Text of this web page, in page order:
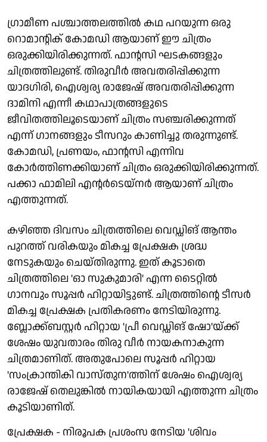
ഗ്രാമീണ പശ്ചാത്തലത്തിൽ കഥ പറയുന്ന ഒരു
റൊമാന്റിക് കോമഡി ആയാണ് ഈ ചിത്രം
ഒരുക്കിയിരിക്കുന്നത്. ഫാന്റസി ഘടകങ്ങളും
ചിത്രത്തിലുണ്ട്. തിരുവീർ അവതരിപ്പിക്കുന്ന
യാദഗിരി, ഐശ്വര്യ രാജേഷ് അവതരിപ്പിക്കുന്ന
ദാമിനി എന്നീ കഥാപാത്രങ്ങളുടെ
ജീവിതത്തിലൂടെയാണ് ചിത്രം സഞ്ചരിക്കുന്നത്
എന്ന് ഗാനങ്ങളും ടീസറും കാണിച്ചു തരുന്നുണ്ട്.
കോമഡി, പ്രണയം, ഫാന്റസി എന്നിവ
കോർത്തിണക്കിയാണ് ചിത്രം ഒരുക്കിയിരിക്കുന്നത്.
പക്കാ ഫാമിലി എന്റർടെയ്നർ ആയാണ് ചിത്രം
എത്തുന്നത്.
കഴിഞ്ഞ ദിവസം ചിത്രത്തിലെ വെഡ്ഡിങ് ആന്തം
പുറത്ത് വരികയും മികച്ച പ്രേക്ഷക ശ്രദ്ധ
നേടുകയും ചെയ്തിരുന്നു. ഇത് കൂടാതെ
ചിത്രത്തിലെ 'ഓ സുകുമാരി' എന്ന ടൈറ്റിൽ
ഗാനവും സൂപ്പർ ഹിറ്റായിട്ടുണ്ട്. ചിത്രത്തിന്റെ ടീസർ
മികച്ച പ്രേക്ഷക പ്രതികരണം നേടിയിരുന്നു.
ബ്ലോക്ക്ബസ്റ്റർ ഹിറ്റായ 'പ്രീ വെഡ്ഡിങ് ഷോ'യ്ക്ക്
ശേഷം യുവതാരം തിരു വീർ നായകനാകുന്ന
ചിത്രമാണിത്. അതുപോലെ സൂപ്പർ ഹിറ്റായ
'സംക്രാന്തികി വാസ്തുന'ത്തിന് ശേഷം ഐശ്വര്യ
രാജേഷ് തെലുങ്കിൽ നായികയായി എത്തുന്ന ചിത്രം
കൂടിയാണിത്.
പ്രേക്ഷക - നിരൂപക പ്രശംസ നേടിയ 'ശിവം